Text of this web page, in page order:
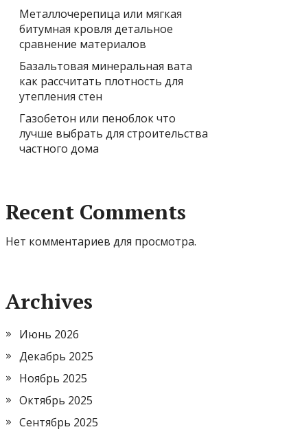
Металлочерепица или мягкая
битумная кровля детальное
сравнение материалов
Базальтовая минеральная вата
как рассчитать плотность для
утепления стен
Газобетон или пеноблок что
лучше выбрать для строительства
частного дома
Recent Comments
Нет комментариев для просмотра.
Archives
Июнь 2026
Декабрь 2025
Ноябрь 2025
Октябрь 2025
Сентябрь 2025